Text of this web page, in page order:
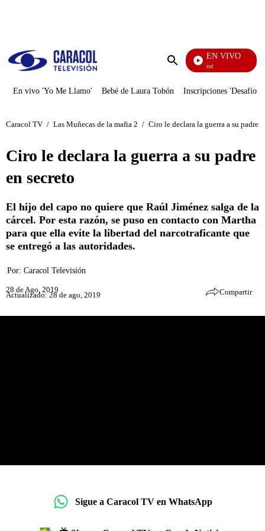
Enviar
EN VIVO
Noticias Caracol
En vivo 'Yo Me Llamo' Bebé de Laura Tobón Inscripciones 'Desafío'
Caracol TV / Las Muñecas de la mafia 2 / Ciro le declara la guerra a su padre
Ciro le declara la guerra a su padre
en secreto
El hijo del capo no quiere que Raúl Jiménez salga de la
cárcel. Por esta razón, se puso en contacto con Martha
para que ella evite la libertad del narcotraficante que
se entregó a las autoridades.
Por: Caracol Televisión
28 de Ago, 2019
Actualizado: 28 de ago, 2019 Compartir
Sigue a Caracol TV en WhatsApp